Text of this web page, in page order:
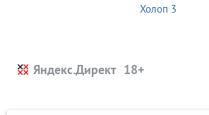
Холоп 3
Яндекс.Директ